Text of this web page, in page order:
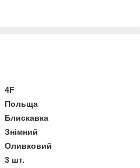
4F
Польща
Блискавка
Знімний
Оливковий
3 шт.